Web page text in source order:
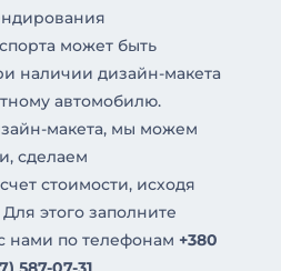
может быть
наличии дизайн-макета
автомобилю.
макета, мы можем
сделаем
стоимости, исходя
этого заполните
нами по телефонам +380